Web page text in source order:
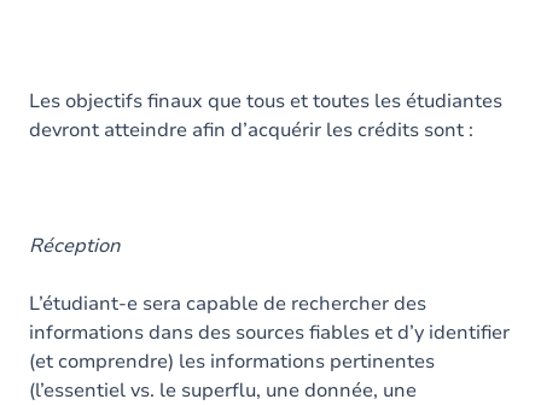
Les objectifs finaux que tous et toutes les étudiantes
devront atteindre afin d’acquérir les crédits sont :
Réception
L’étudiant-e sera capable de rechercher des
informations dans des sources fiables et d’y identifier
(et comprendre) les informations pertinentes
(l’essentiel vs. le superflu, une donnée, une